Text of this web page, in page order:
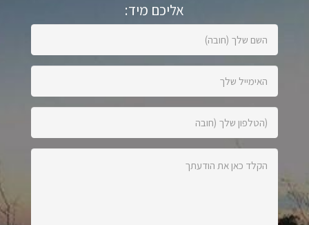
אליכם מיד:
שלך
(חובה):
שלך:
הטלפון
שלך
(חובה):
כאן